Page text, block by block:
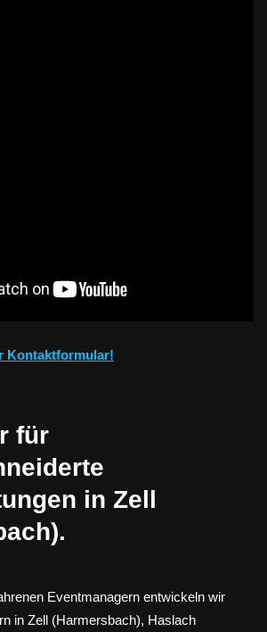
Kontaktformular!
für
in Zell
Eventmanagern entwickeln wir
in Zell (Harmersbach), Haslach